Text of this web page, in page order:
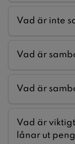
Vad är inte
Vad är
Vad är
Vad är
lånar ut